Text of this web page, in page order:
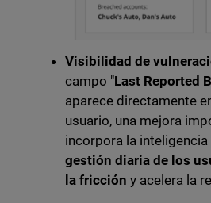
Visibilidad de
campo "Last Reported
aparece directamente
usuario, una mejora
incorpora la
gestión diaria de los
la fricción y acelera la